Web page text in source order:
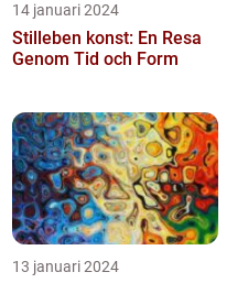
14 januari 2024
Stilleben konst: En Resa
Genom Tid och Form
13 januari 2024